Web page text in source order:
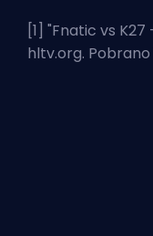
[1] "Fnatic vs K27
hltv.org. Pobrano